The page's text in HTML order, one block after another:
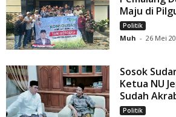
Maju di
Politik
Muh - 26 Mei
Sosok
Ketua NU
Sudah
Politik